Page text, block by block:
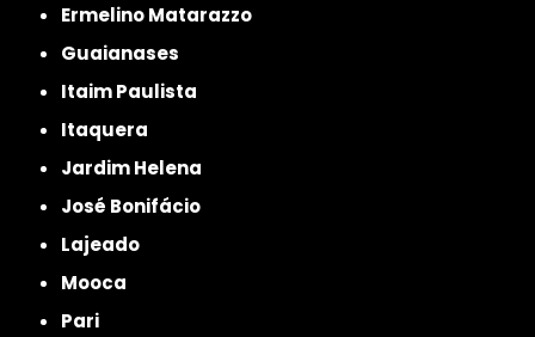
Ermelino Matarazzo
Guaianases
Itaim Paulista
Itaquera
Jardim Helena
José Bonifácio
Lajeado
Mooca
Pari